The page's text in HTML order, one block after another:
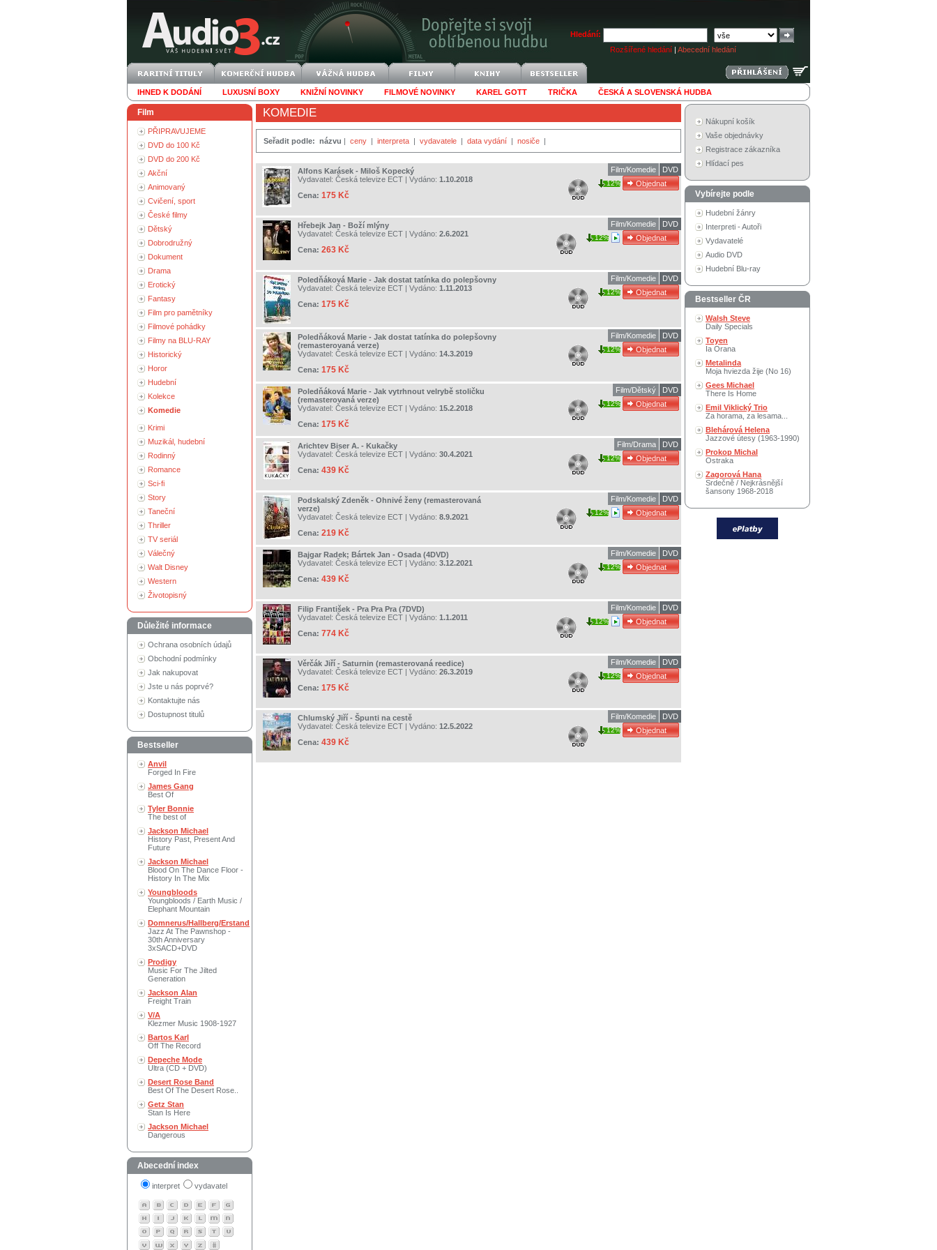
Hledání:
Rozšířené hledání | Abecední hledání
IHNED K DODÁNÍ LUXUSNÍ BOXY KNIŽNÍ NOVINKY FILMOVÉ NOVINKY KAREL GOTT TRIČKA ČESKÁ A SLOVENSKÁ HUDBA
Film
PŘIPRAVUJEME
DVD do 100 Kč
DVD do 200 Kč
Akční
Animovaný
Cvičení, sport
České filmy
Dětský
Dobrodružný
Dokument
Drama
Erotický
Fantasy
Film pro pamětníky
Filmové pohádky
Filmy na BLU-RAY
Historický
Horor
Hudební
Kolekce
Komedie
Krimi
Muzikál, hudební
Rodinný
Romance
Sci-fi
Story
Taneční
Thriller
TV seriál
Válečný
Walt Disney
Western
Životopisný
Důležité informace
Ochrana osobních údajů
Obchodní podmínky
Jak nakupovat
Jste u nás poprvé?
Kontaktujte nás
Dostupnost titulů
Bestseller
Anvil
Forged In Fire
James Gang
Best Of
Tyler Bonnie
The best of
Jackson Michael
History Past, Present And
Future
Jackson Michael
Blood On The Dance Floor -
History In The Mix
Youngbloods
Youngbloods / Earth Music /
Elephant Mountain
Domnerus/Hallberg/Erstand
Jazz At The Pawnshop -
30th Anniversary
3xSACD+DVD
Prodigy
Music For The Jilted
Generation
Jackson Alan
Freight Train
V/A
Klezmer Music 1908-1927
Bartos Karl
Off The Record
Depeche Mode
Ultra (CD + DVD)
Desert Rose Band
Best Of The Desert Rose..
Getz Stan
Stan Is Here
Jackson Michael
Dangerous
Abecední index
interpret vydavatel
KOMEDIE
Seřadit podle: názvu | ceny | interpreta | vydavatele | data vydání | nosiče |
Alfons Karásek - Miloš Kopecký
Vydavatel: Česká televize ECT | Vydáno: 1.10.2018
Cena: 175 Kč
DVD
Film/Komedie
12%
Hřebejk Jan - Boží mlýny
Vydavatel: Česká televize ECT | Vydáno: 2.6.2021
Cena: 263 Kč
DVD
Film/Komedie
12%
Poledňáková Marie - Jak dostat tatínka do polepšovny
Vydavatel: Česká televize ECT | Vydáno: 1.11.2013
Cena: 175 Kč
DVD
Film/Komedie
12%
Poledňáková Marie - Jak dostat tatínka do polepšovny
(remasterovaná verze)
Vydavatel: Česká televize ECT | Vydáno: 14.3.2019
Cena: 175 Kč
DVD
Film/Komedie
12%
Poledňáková Marie - Jak vytrhnout velrybě stoličku
(remasterovaná verze)
Vydavatel: Česká televize ECT | Vydáno: 15.2.2018
Cena: 175 Kč
DVD
Film/Dětský
12%
Arichtev Biser A. - Kukačky
Vydavatel: Česká televize ECT | Vydáno: 30.4.2021
Cena: 439 Kč
DVD
Film/Drama
12%
Podskalský Zdeněk - Ohnivé ženy (remasterovaná
verze)
Vydavatel: Česká televize ECT | Vydáno: 8.9.2021
Cena: 219 Kč
DVD
Film/Komedie
12%
Bajgar Radek; Bártek Jan - Osada (4DVD)
Vydavatel: Česká televize ECT | Vydáno: 3.12.2021
Cena: 439 Kč
DVD
Film/Komedie
12%
Filip František - Pra Pra Pra (7DVD)
Vydavatel: Česká televize ECT | Vydáno: 1.1.2011
Cena: 774 Kč
DVD
Film/Komedie
12%
Věrčák Jiří - Saturnin (remasterovaná reedice)
Vydavatel: Česká televize ECT | Vydáno: 26.3.2019
Cena: 175 Kč
DVD
Film/Komedie
12%
Chlumský Jiří - Špunti na cestě
Vydavatel: Česká televize ECT | Vydáno: 12.5.2022
Cena: 439 Kč
DVD
Film/Komedie
12%
Nákupní košík
Vaše objednávky
Registrace zákazníka
Hlídací pes
Vybírejte podle
Hudební žánry
Interpreti - Autoři
Vydavatelé
Audio DVD
Hudební Blu-ray
Bestseller ČR
Walsh Steve
Daily Specials
Toyen
Ia Orana
Metalinda
Moja hviezda žije (No 16)
Gees Michael
There Is Home
Emil Viklický Trio
Za horama, za lesama...
Blehárová Helena
Jazzové útesy (1963-1990)
Prokop Michal
Ostraka
Zagorová Hana
Srdečně / Nejkrásnější
šansony 1968-2018